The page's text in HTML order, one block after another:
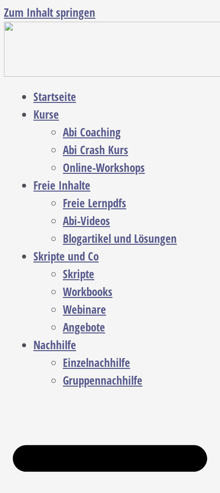
Zum Inhalt springen
Startseite
Kurse
Abi Coaching
Abi Crash Kurs
Online-Workshops
Freie Inhalte
Freie Lernpdfs
Abi-Videos
Blogartikel und Lösungen
Skripte und Co
Skripte
Workbooks
Webinare
Angebote
Nachhilfe
Einzelnachhilfe
Gruppennachhilfe